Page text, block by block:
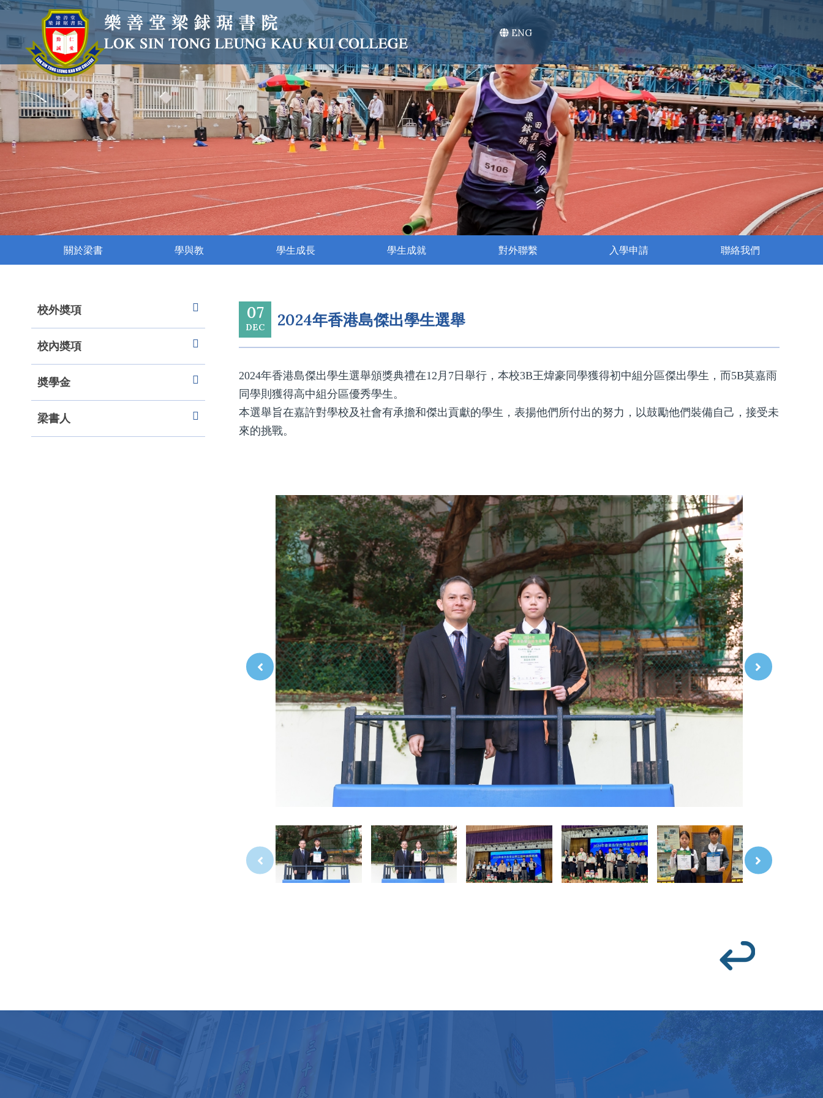
ENG
關於梁書 學與教 學生成長 學生成就 對外聯繫 入學申請 聯絡我們
校外奬項
校內奬項
奬學金
梁書人
07
DEC 2024年香港島傑出學生選舉
2024年香港島傑出學生選舉頒獎典禮在12月7日舉行，本校3B王煒豪同學獲得初中組分區傑出學生，而5B莫嘉雨
同學則獲得高中組分區優秀學生。
本選舉旨在嘉許對學校及社會有承擔和傑出貢獻的學生，表揚他們所付出的努力，以鼓勵他們裝備自己，接受未
來的挑戰。